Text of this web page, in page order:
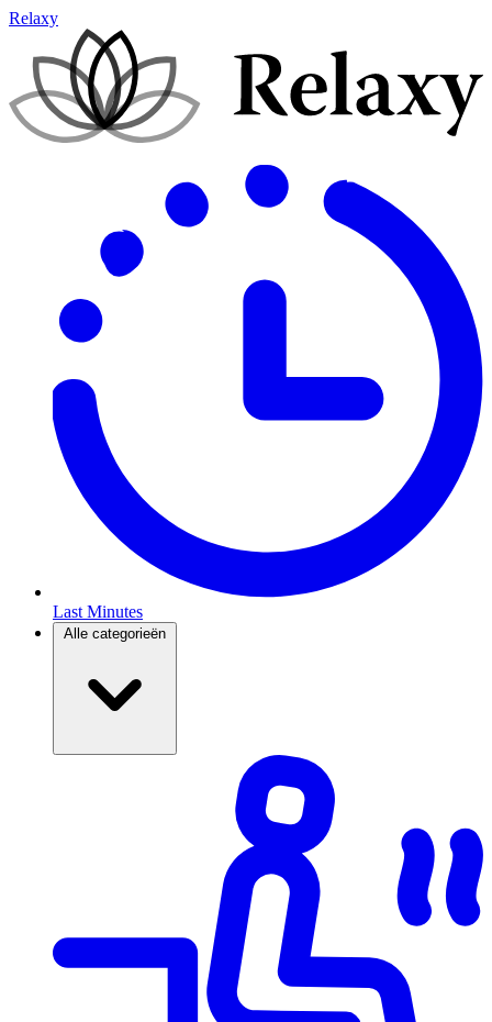
Relaxy
Last Minutes
Alle categorieën